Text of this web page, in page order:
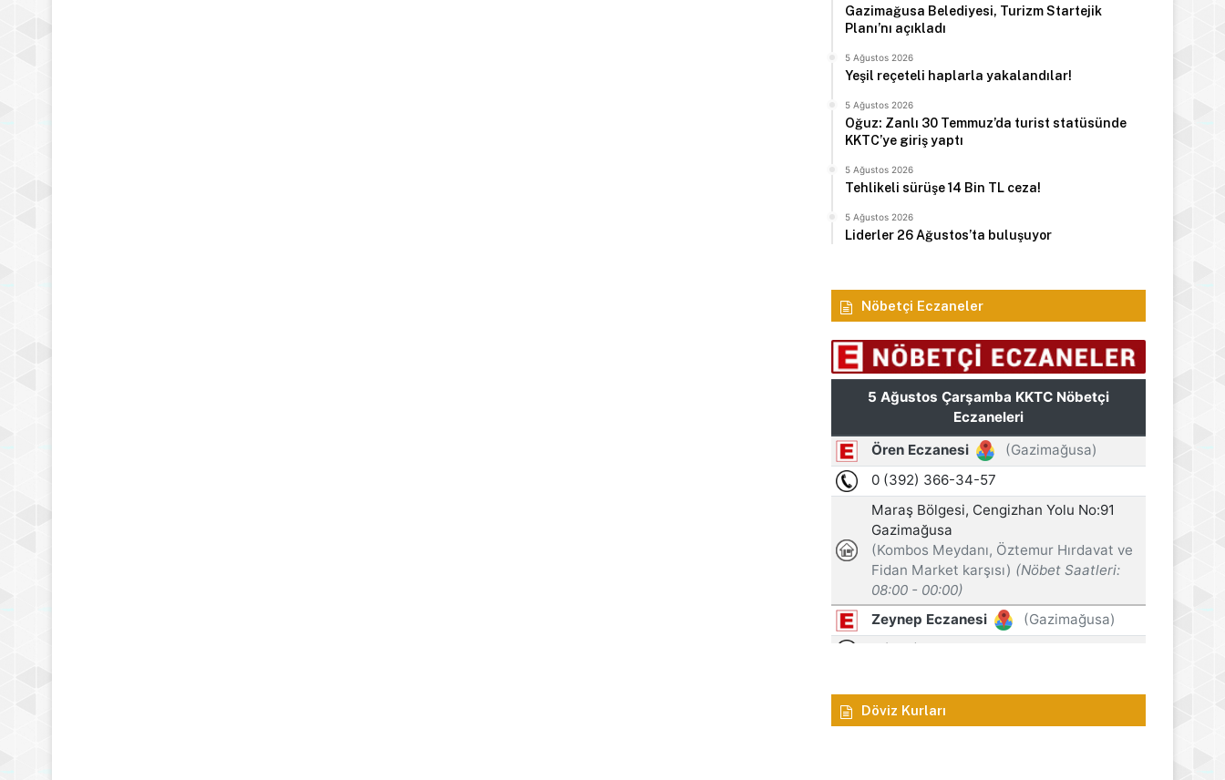
Gazimağusa Belediyesi, Turizm Startejik
Planı’nı açıkladı
5 Ağustos 2026
Yeşil reçeteli haplarla yakalandılar!
5 Ağustos 2026
Oğuz: Zanlı 30 Temmuz’da turist statüsünde
KKTC’ye giriş yaptı
5 Ağustos 2026
Tehlikeli sürüşe 14 Bin TL ceza!
5 Ağustos 2026
Liderler 26 Ağustos’ta buluşuyor
Nöbetçi Eczaneler
Döviz Kurları